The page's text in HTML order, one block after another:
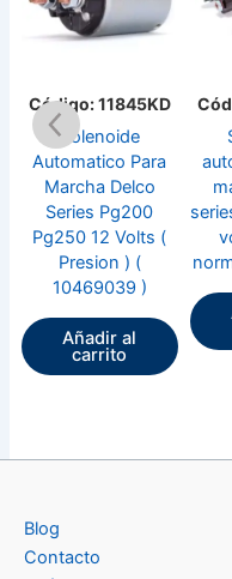
Código: 11831KD
Solenoide
automatico para
marcha delco
series 5mt 10mt 12
volts botella
normal ( 1114256 )
Añadir al
carrito
Blog
Contacto